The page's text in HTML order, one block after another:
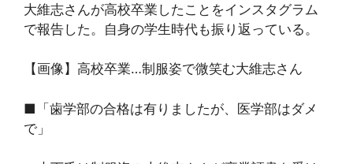
大維志さんが高校卒業したことをインスタグラム
で報告した。自身の学生時代も振り返っている。
【画像】高校卒業…制服姿で微笑む大維志さん
■「歯学部の合格は有りましたが、医学部はダメ
で」